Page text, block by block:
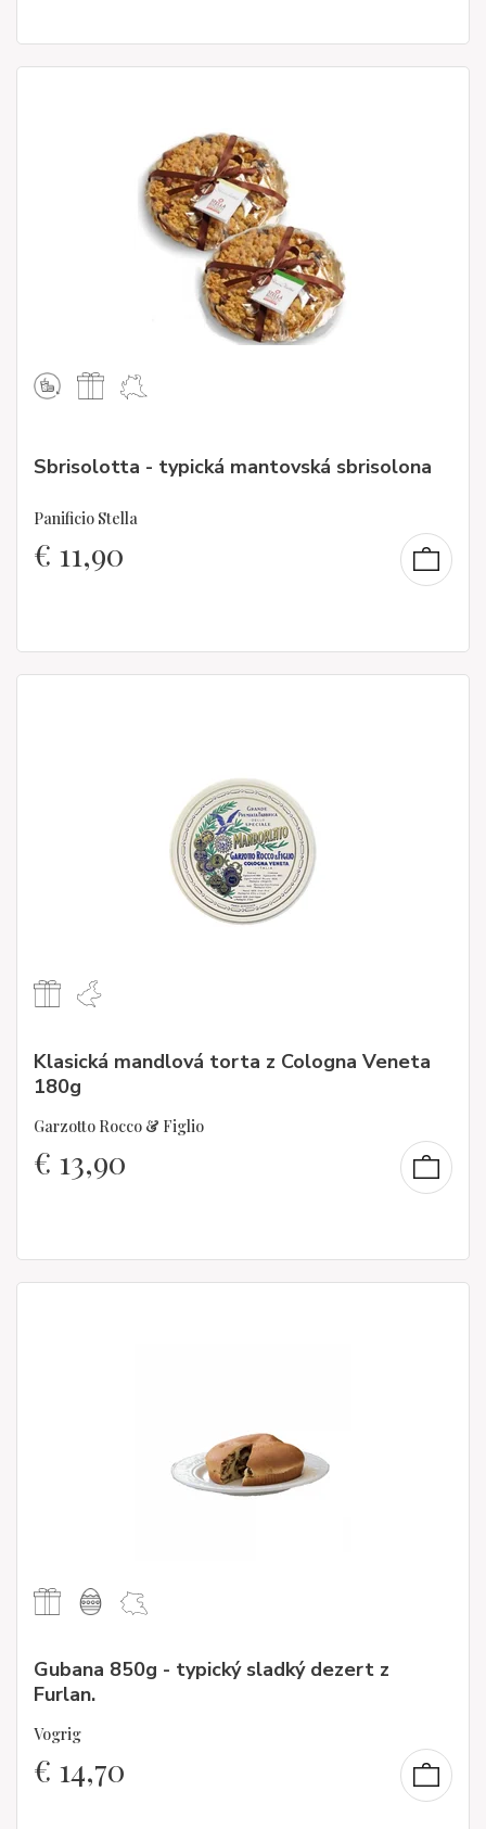
Sbrisolotta - typická mantovská sbrisolona
Panificio Stella
€ 11,90
Klasická mandlová torta z Cologna Veneta
180g
Garzotto Rocco & Figlio
€ 13,90
Gubana 850g - typický sladký dezert z
Furlan.
Vogrig
€ 14,70